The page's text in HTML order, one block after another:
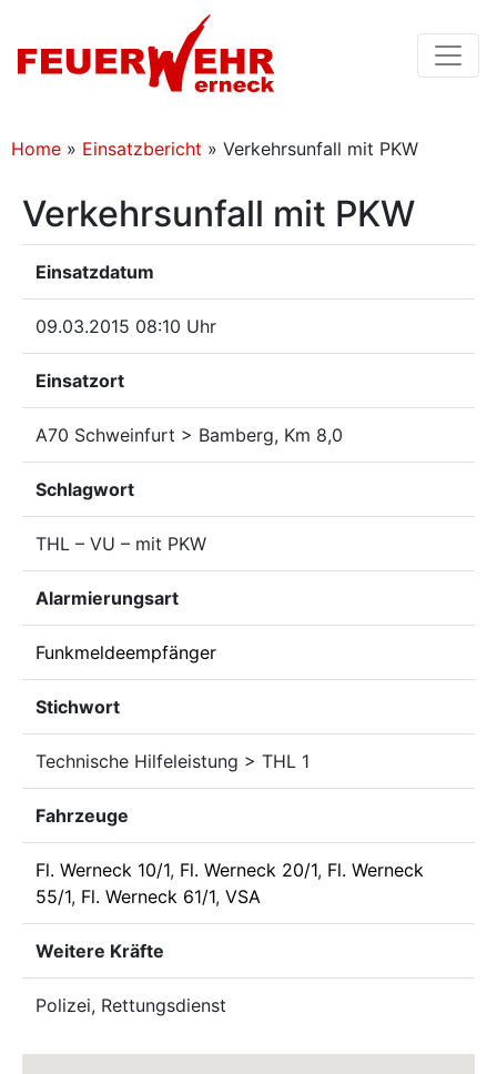
Home » Einsatzbericht » Verkehrsunfall mit PKW
Verkehrsunfall mit PKW
Einsatzdatum
09.03.2015 08:10 Uhr
Einsatzort
A70 Schweinfurt > Bamberg, Km 8,0
Schlagwort
THL – VU – mit PKW
Alarmierungsart
Funkmeldeempfänger
Stichwort
Technische Hilfeleistung > THL 1
Fahrzeuge
Fl. Werneck 10/1, Fl. Werneck 20/1, Fl. Werneck
55/1, Fl. Werneck 61/1, VSA
Weitere Kräfte
Polizei, Rettungsdienst